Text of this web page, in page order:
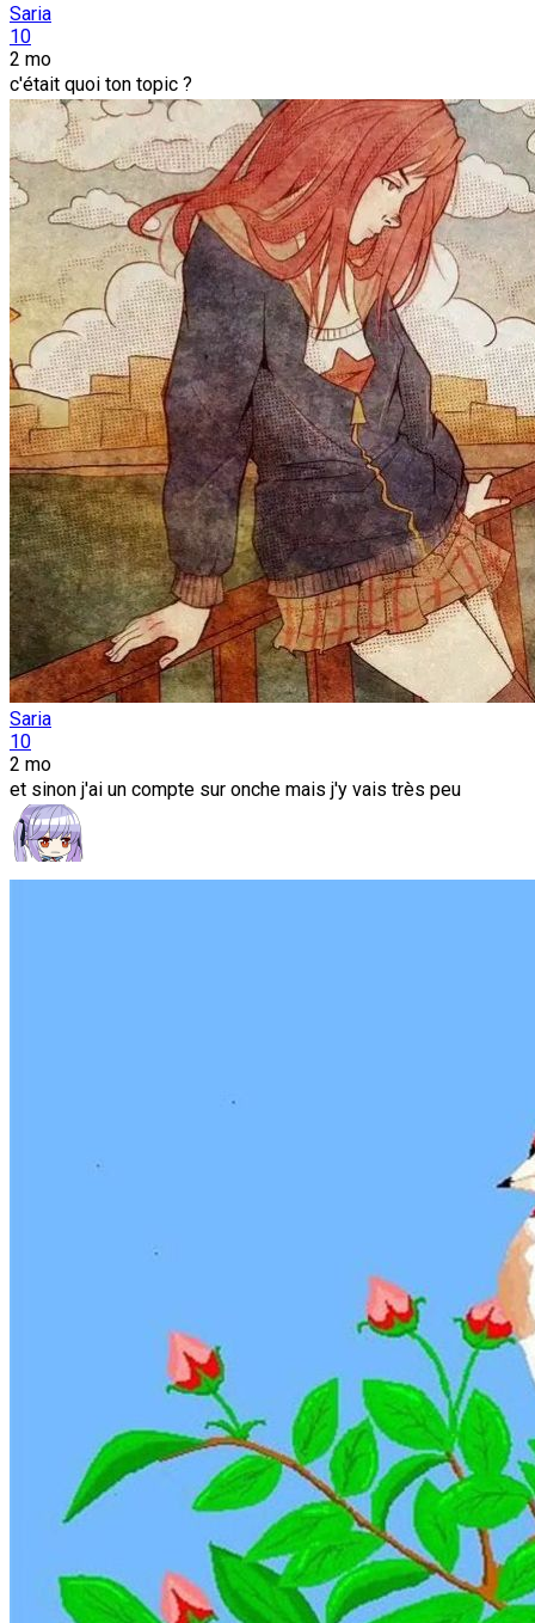
Saria
10
2 mo
c'était quoi ton topic ?
Saria
10
2 mo
et sinon j'ai un compte sur onche mais j'y vais très peu